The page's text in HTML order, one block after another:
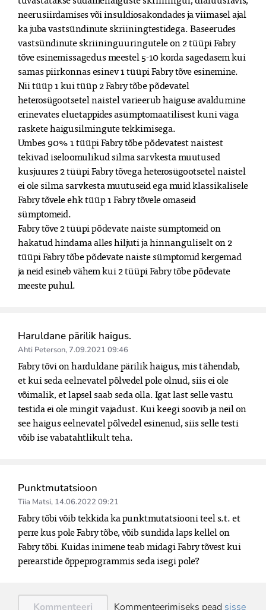
neerusiirdamises või insuldiosakondades ja viimasel ajal
ka juba vastsündinute skriiningtestidega. Baseerudes
vastsündinute skriininguuringutele on 2 tüüpi Fabry
tõve esinemissagedus meestel 5-10 korda sagedasem kui
samas piirkonnas esinev 1 tüüpi Fabry tõve esinemine.
Nii tüüp 1 kui tüüp 2 Fabry tõbe põdevatel
heterosügootsetel naistel varieerub haiguse avaldumine
erinevates eluetappides asümptomaatilisest kuni väga
raskete haigusilmingute tekkimisega.
Umbes 90% 1 tüüpi Fabry tõbe põdevatest naistest
tekivad iseloomulikud silma sarvkesta muutused
kusjuures 2 tüüpi Fabry tõvega heterosügootsetel naistel
ei ole silma sarvkesta muutuseid ega muid klassikalisele
Fabry tõvele ehk tüüp 1 Fabry tõvele omaseid
sümptomeid.
Fabry tõve 2 tüüpi põdevate naiste sümptomeid on
hakatud hindama alles hiljuti ja hinnanguliselt on 2
tüüpi Fabry tõbe põdevate naiste sümptomid kergemad
ja neid esineb vähem kui 2 tüüpi Fabry tõbe põdevate
meeste puhul.
Haruldane pärilik haigus.
Ahti Peterson, 7.09.2021 09:46
Fabry tõvi on harduldane pärilik haigus, mis tähendab,
et kui seda eelnevatel põlvedel pole olnud, siis ei ole
võimalik, et lapsel saab seda olla. Igat last selle vastu
testida ei ole mingit vajadust. Kui keegi soovib ja neil on
see haigus eelnevatel põlvedel esinenud, siis selle testi
võib ise vabatahtlikult teha.
Punktmutatsioon
Tiia Matsi, 14.06.2022 09:21
Fabry tõbi võib tekkida ka punktmutatsiooni teel s.t. et
perre kus pole Fabry tõbe, võib sündida laps kellel on
Fabry tõbi. Kuidas inimene teab midagi Fabry tõvest kui
perearstide õppeprogrammis seda isegi pole?
Kommenteeri Kommenteerimiseks pead sisse